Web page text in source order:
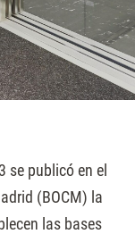
se publicó en el
(BOCM) la
las bases